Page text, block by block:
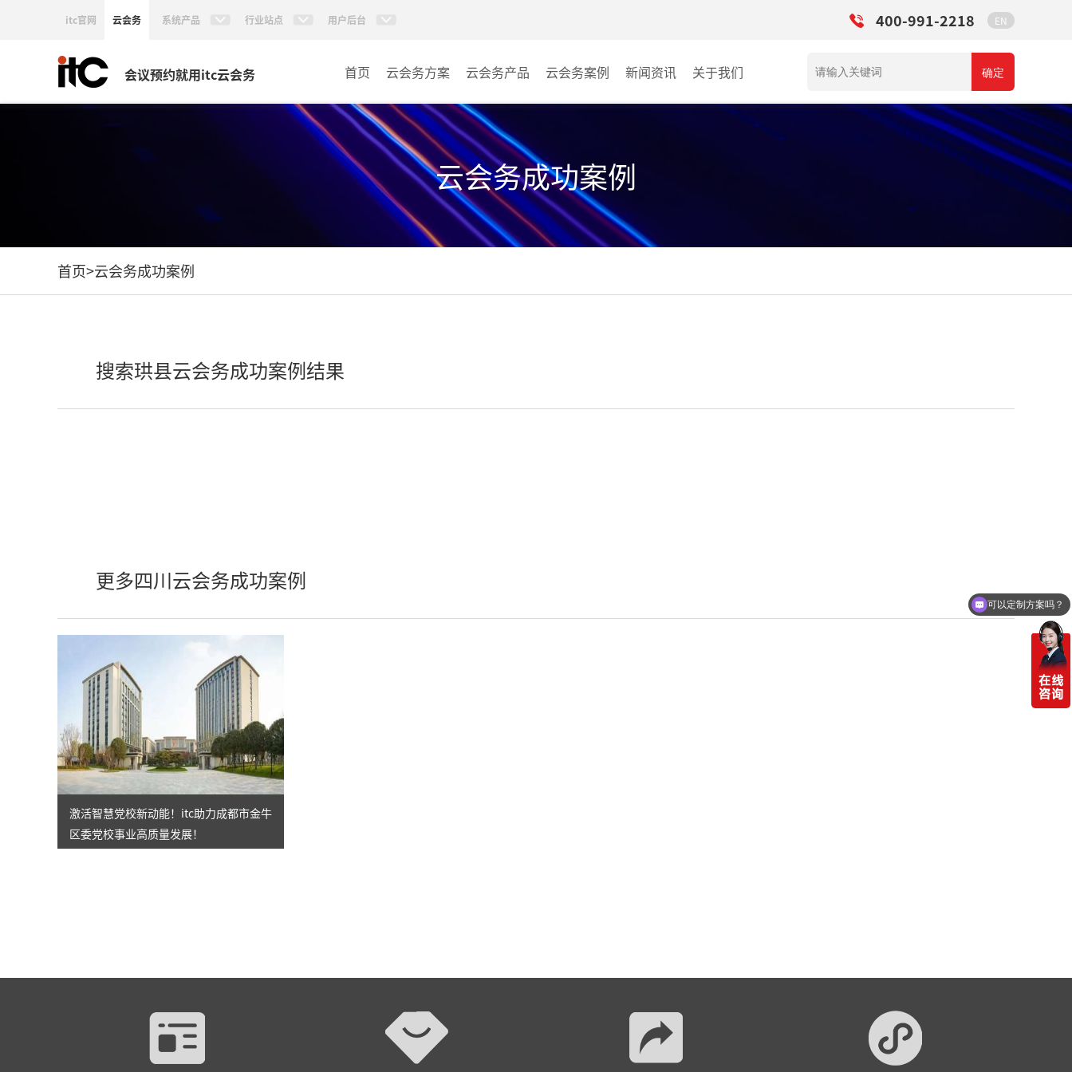
itc官网 云会务 系统产品 行业站点 用户后台 400-991-2218 EN
会议预约就用itc云会务 首页 云会务方案 云会务产品
多媒体信息发布系统
AI智慧展厅系统
AI百城视界系统
AI智慧排队叫号管理软件
云会务案例
教室
客房
其它
新闻资讯 关于我们 确定
云会务成功案例
首页>云会务成功案例
搜索珙县云会务成功案例结果
更多四川云会务成功案例
激活智慧党校新动能！itc助力成都市金牛
区委党校事业高质量发展！
可以定制方案吗？